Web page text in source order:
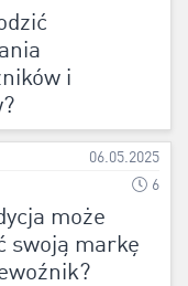
i
06.05.2025
6
może
swoją markę